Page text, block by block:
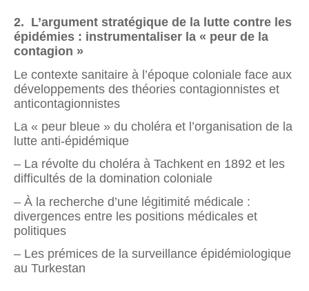
2. L’argument stratégique de la lutte contre les
épidémies : instrumentaliser la « peur de la
contagion »
Le contexte sanitaire à l’époque coloniale face aux
développements des théories contagionnistes et
anticontagionnistes
La « peur bleue » du choléra et l’organisation de la
lutte anti-épidémique
– La révolte du choléra à Tachkent en 1892 et les
difficultés de la domination coloniale
– À la recherche d’une légitimité médicale :
divergences entre les positions médicales et
politiques
– Les prémices de la surveillance épidémiologique
au Turkestan